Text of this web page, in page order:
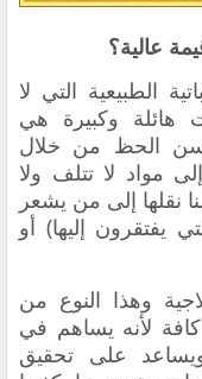
عالية؟
الطبيعية التي لا
هائلة وكبيرة هي
الحظ من خلال
مواد لا تتلف ولا
نقلها إلى من يشعر
يفتقرون إليها) أو
وهذا النوع من
لأنه يساهم في
ويساعد على تحقيق